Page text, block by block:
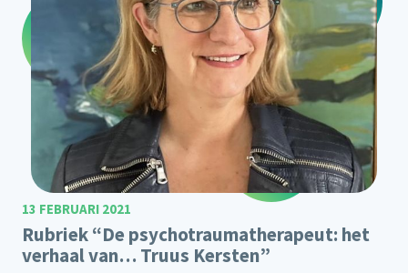
13 FEBRUARI 2021
Rubriek “De psychotraumatherapeut: het
verhaal van… Truus Kersten”